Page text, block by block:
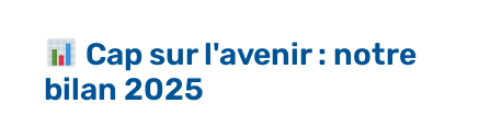
Cap sur l'avenir : notre
bilan 2025